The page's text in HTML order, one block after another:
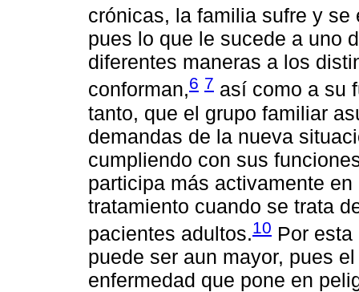
crónicas, la familia sufre y
pues lo que le sucede a uno
diferentes maneras a los
conforman,6 7 así como a su
tanto, que el grupo familiar
demandas de la nueva
cumpliendo con sus
participa más activamente
tratamiento cuando se trata
pacientes adultos.10 Por
puede ser aun mayor, pues
enfermedad que pone en